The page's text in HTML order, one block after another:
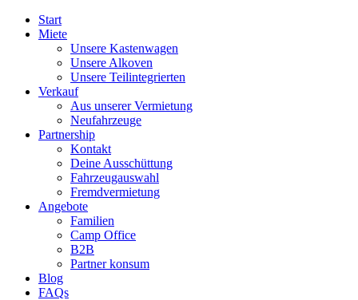
Start
Miete
Unsere Kastenwagen
Unsere Alkoven
Unsere Teilintegrierten
Verkauf
Aus unserer Vermietung
Neufahrzeuge
Partnership
Kontakt
Deine Ausschüttung
Fahrzeugauswahl
Fremdvermietung
Angebote
Familien
Camp Office
B2B
Partner konsum
Blog
FAQs